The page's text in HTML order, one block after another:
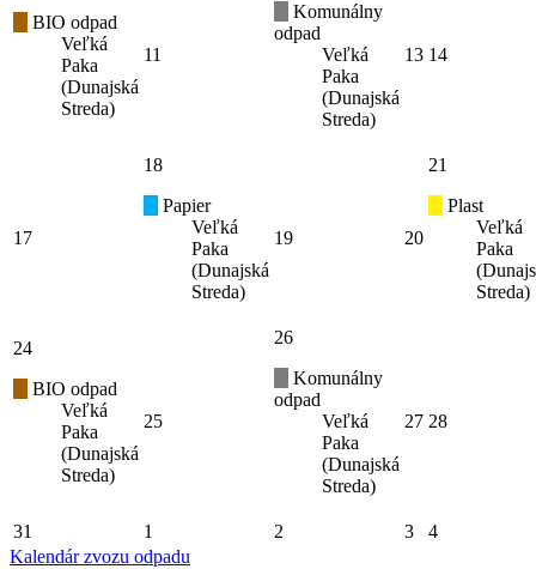
BIO odpad
Veľká
Paka
(Dunajská
Streda)
11
Komunálny
odpad
Veľká
Paka
(Dunajská
Streda)
13 14
17
18
Papier
Veľká
Paka
(Dunajská
Streda)
19 20
21
Plast
Veľká
Paka
Streda)
24
BIO odpad
Veľká
Paka
(Dunajská
Streda)
25
26
Komunálny
odpad
Veľká
Paka
(Dunajská
Streda)
27 28
31 1 2 3
4
Kalendár zvozu odpadu